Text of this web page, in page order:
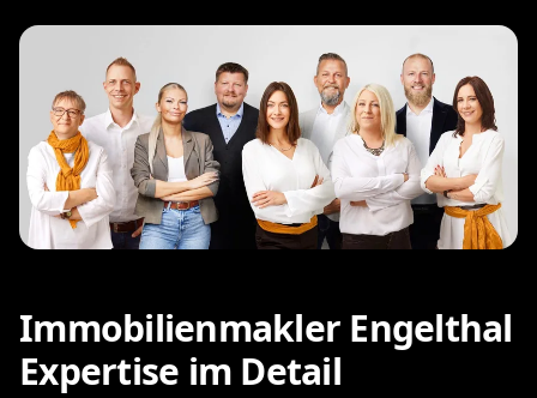
Immobilienmakler Engelthal
Expertise im Detail